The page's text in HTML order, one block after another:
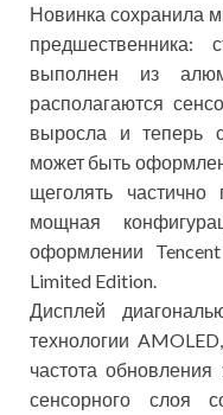
Новинка сохранила
предшественника:
выполнен из
располагаются
выросла и теперь
может быть
щеголять
мощная
оформлении
Limited Edition.
Дисплей
технологии
частота обновления
сенсорного слоя